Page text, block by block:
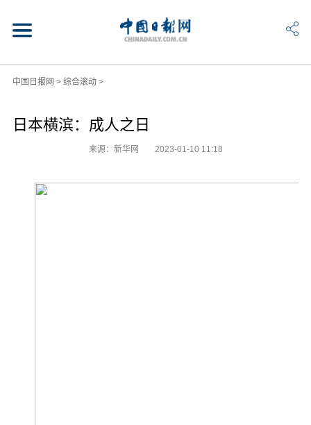
中国日报网 > 综合滚动>
日本横滨：成人之日
来源：新华网 2023-01-10 11:18